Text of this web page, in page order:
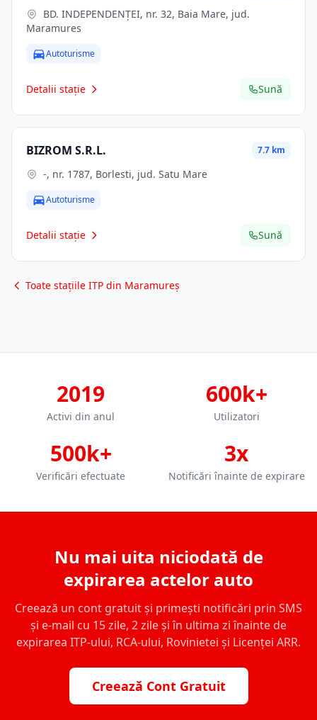
Maramures
Autoturisme
Detalii stație Sună
BIZROM S.R.L. 7.7 km
-, nr. 1787, Borlesti, jud. Satu Mare
Autoturisme
Detalii stație Sună
Toate stațiile ITP din Maramureș
2019
Activi din anul
600k+
Utilizatori
500k+
Verificări efectuate
3x
Notificări înainte de expirare
Nu mai uita niciodată de
expirarea actelor auto
Creează un cont gratuit și primești notificări prin SMS
și e-mail cu 15 zile, 2 zile și în ultima zi înainte de
expirarea ITP-ului, RCA-ului, Rovinietei și Licenței ARR.
Creează Cont Gratuit